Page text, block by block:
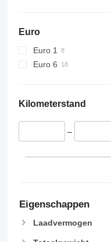
Euro
Euro 1
Euro 6
Kilometerstand
–
Eigenschappen
Laadvermogen